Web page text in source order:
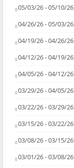
05/03/26 - 05/10/26
04/26/26 - 05/03/26
04/19/26 - 04/26/26
04/12/26 - 04/19/26
04/05/26 - 04/12/26
03/29/26 - 04/05/26
03/22/26 - 03/29/26
03/15/26 - 03/22/26
03/08/26 - 03/15/26
03/01/26 - 03/08/26